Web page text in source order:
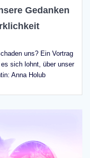
Gedanken
uns? Ein Vortrag
sich lohnt, über unser
Anna Holub